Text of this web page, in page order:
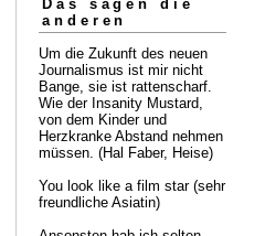
Das sagen die
anderen
Um die Zukunft des neuen
Journalismus ist mir nicht
Bange, sie ist rattenscharf.
Wie der Insanity Mustard,
von dem Kinder und
Herzkranke Abstand nehmen
müssen. (Hal Faber, Heise)
You look like a film star (sehr
freundliche Asiatin)